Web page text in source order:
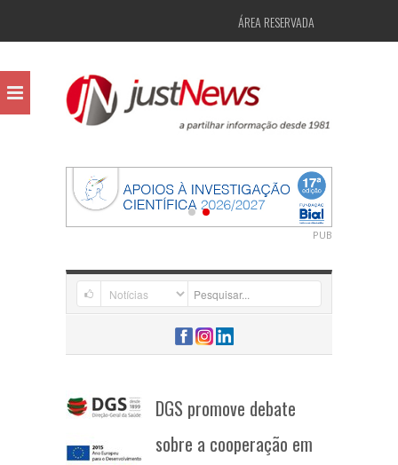
ÁREA RESERVADA
PUB
DGS promove debate
sobre a cooperação em